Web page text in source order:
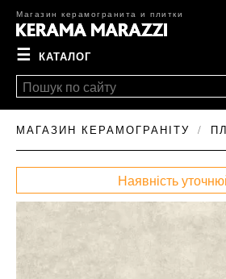
Магазин керамогранита и плитки
☰ КАТАЛОГ
МАГАЗИН КЕРАМОГРАНІТУ
Наявність